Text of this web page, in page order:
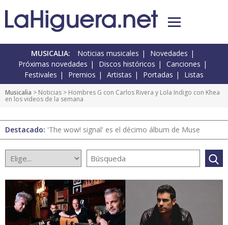
MUSICALIA: Noticias musicales
Novedades
Próximas novedades
Discos históricos
Canciones
Festivales
Premios Artistas Portadas Listas
Musicalia > Noticias > Hombres G con Carlos Rivera y Lola Indigo con Khea
en los videos de la semana
Destacado: 'The wow! signal' es el décimo álbum de Muse